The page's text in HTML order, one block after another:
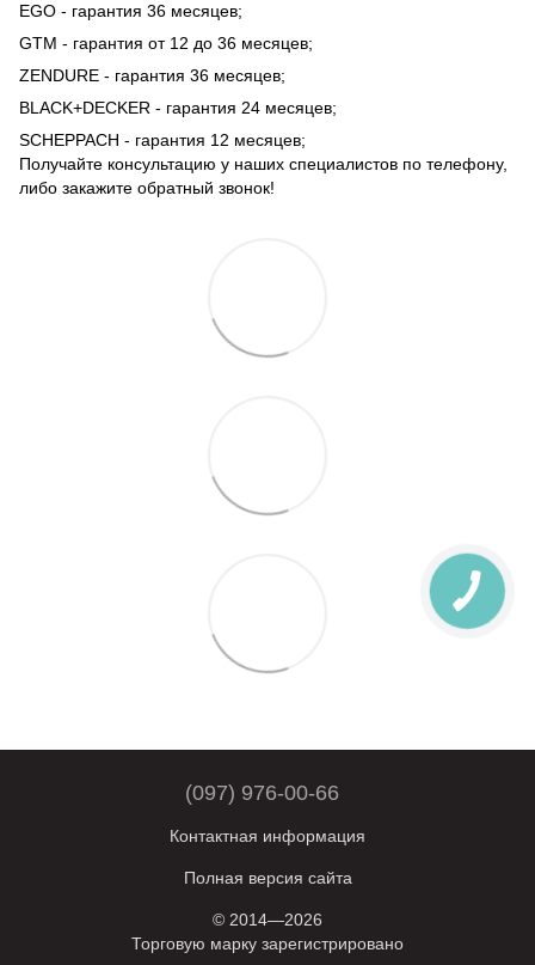
EGO - гарантия 36 месяцев;
GTM - гарантия от 12 до 36 месяцев;
ZENDURE - гарантия 36 месяцев;
BLACK+DECKER - гарантия 24 месяцев;
SCHEPPACH - гарантия 12 месяцев;
Получайте консультацию у наших специалистов по телефону,
либо закажите обратный звонок!
(097) 976-00-66
Контактная информация
Полная версия сайта
© 2014—2026
Торговую марку зарегистрировано